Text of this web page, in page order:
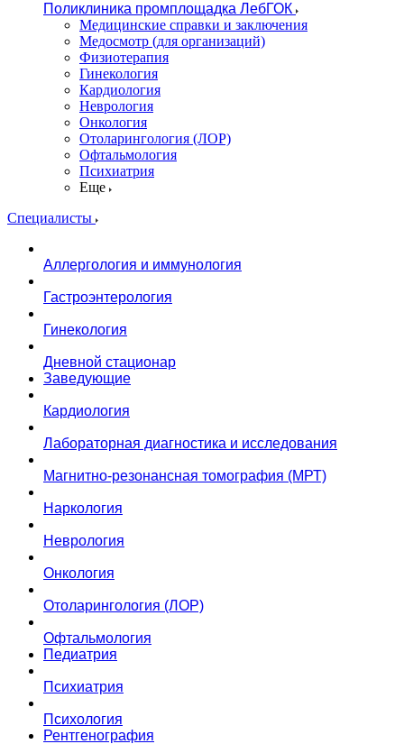
Поликлиника промплощадка ЛебГОК
Медицинские справки и заключения
Медосмотр (для организаций)
Физиотерапия
Гинекология
Кардиология
Неврология
Онкология
Отоларингология (ЛОР)
Офтальмология
Психиатрия
Еще
Специалисты
Аллергология и иммунология
Гастроэнтерология
Гинекология
Дневной стационар
Заведующие
Кардиология
Лабораторная диагностика и исследования
Магнитно-резонансная томография (МРТ)
Наркология
Неврология
Онкология
Отоларингология (ЛОР)
Офтальмология
Педиатрия
Психиатрия
Психология
Рентгенография